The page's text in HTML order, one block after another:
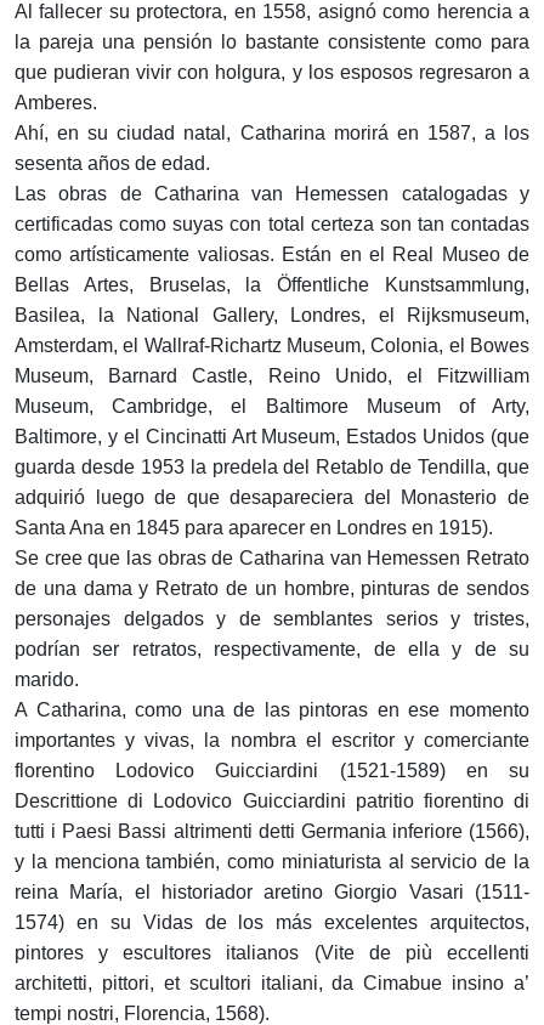
Al fallecer su protectora, en 1558, asignó como herencia a
la pareja una pensión lo bastante consistente como para
que pudieran vivir con holgura, y los esposos regresaron a
Amberes.
Ahí, en su ciudad natal, Catharina morirá en 1587, a los
sesenta años de edad.
Las obras de Catharina van Hemessen catalogadas y
certificadas como suyas con total certeza son tan contadas
como artísticamente valiosas. Están en el Real Museo de
Bellas Artes, Bruselas, la Öffentliche Kunstsammlung,
Basilea, la National Gallery, Londres, el Rijksmuseum,
Amsterdam, el Wallraf-Richartz Museum, Colonia, el Bowes
Museum, Barnard Castle, Reino Unido, el Fitzwilliam
Museum, Cambridge, el Baltimore Museum of Arty,
Baltimore, y el Cincinatti Art Museum, Estados Unidos (que
guarda desde 1953 la predela del Retablo de Tendilla, que
adquirió luego de que desapareciera del Monasterio de
Santa Ana en 1845 para aparecer en Londres en 1915).
Se cree que las obras de Catharina van Hemessen Retrato
de una dama y Retrato de un hombre, pinturas de sendos
personajes delgados y de semblantes serios y tristes,
podrían ser retratos, respectivamente, de ella y de su
marido.
A Catharina, como una de las pintoras en ese momento
importantes y vivas, la nombra el escritor y comerciante
florentino Lodovico Guicciardini (1521-1589) en su
Descrittione di Lodovico Guicciardini patritio fiorentino di
tutti i Paesi Bassi altrimenti detti Germania inferiore (1566),
y la menciona también, como miniaturista al servicio de la
reina María, el historiador aretino Giorgio Vasari (1511-
1574) en su Vidas de los más excelentes arquitectos,
pintores y escultores italianos (Vite de più eccellenti
architetti, pittori, et scultori italiani, da Cimabue insino a’
tempi nostri, Florencia, 1568).